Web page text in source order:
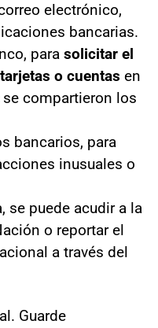
electrónico,
bancarias.
para solicitar el
o cuentas en
compartieron los
bancarios, para
inusuales o
se puede acudir a la
o reportar el
a través del
Guarde